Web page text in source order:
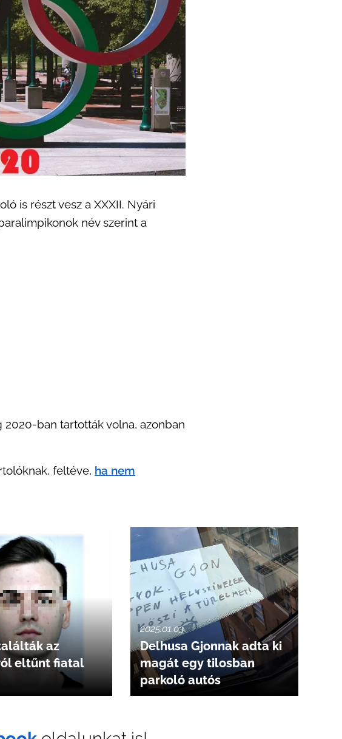
is részt vesz a XXXII. Nyári
név szerint a
ban tartották volna, azonban
feltéve, ha nem
az
eltűnt fiatal
2025.01.03
Delhusa Gjonnak adta ki
magát egy tilosban
parkoló autós